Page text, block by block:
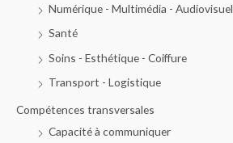
Numérique - Multimédia - Audiovisuel
Santé
Soins - Esthétique - Coiffure
Transport - Logistique
Compétences transversales
Capacité à communiquer